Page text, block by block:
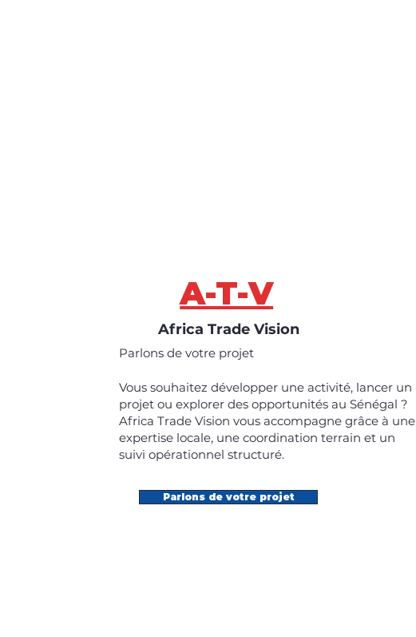
A-T-V
Africa Trade Vision
Parlons de votre projet
Vous souhaitez développer une activité, lancer un
projet ou explorer des opportunités au Sénégal ?
Africa Trade Vision vous accompagne grâce à une
expertise locale, une coordination terrain et un
suivi opérationnel structuré.
Parlons de votre projet